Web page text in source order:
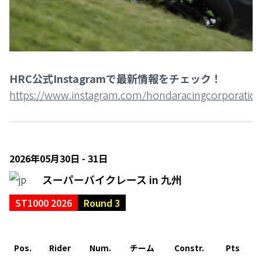
HRC公式Instagramで最新情報をチェック！
https://www.instagram.com/
2026年05月30日 - 31日
スーパーバイクレース in 九州
ST1000 2026 Round 3
Pos. Rider Num. チーム Constr. Pts